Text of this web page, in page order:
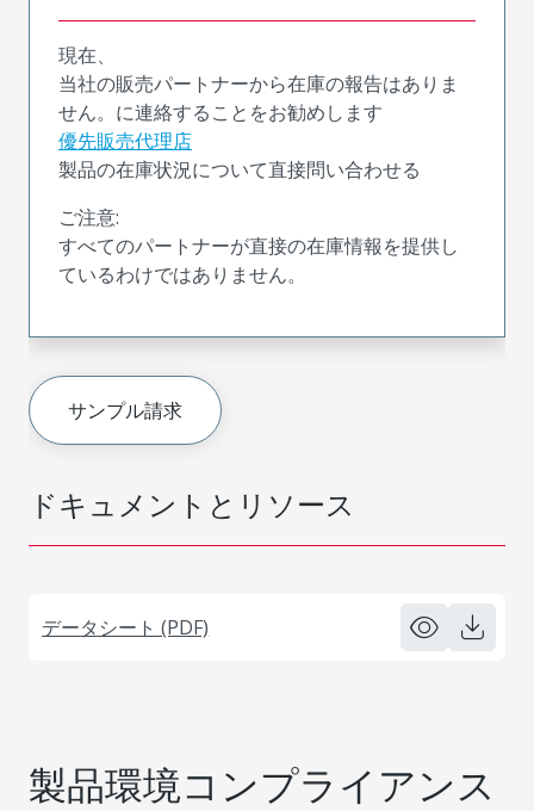
ドキュメントとリソース
データシート (PDF)
現在、
当社の販売パートナーから在庫の報告はありま
せん。に連絡することをお勧めします
優先販売代理店
製品の在庫状況について直接問い合わせる
ご注意:
すべてのパートナーが直接の在庫情報を提供し
ているわけではありません。
サンプル請求
製品環境コンプライアンス